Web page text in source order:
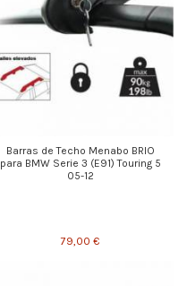
Barras de Techo Menabo BRIO
para BMW Serie 3 (E91) Touring 5
05-12
79,00 €